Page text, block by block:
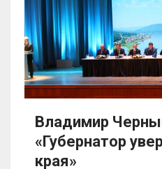
Владимир
«Губернатор
края»